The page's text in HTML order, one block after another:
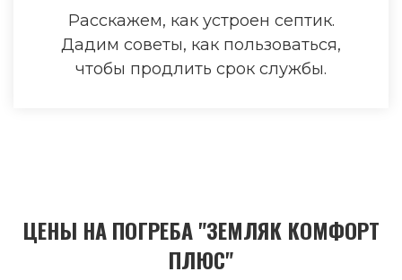
Расскажем, как устроен септик.
Дадим советы, как пользоваться,
чтобы продлить срок службы.
ЦЕНЫ НА ПОГРЕБА "ЗЕМЛЯК КОМФОРТ
ПЛЮС"